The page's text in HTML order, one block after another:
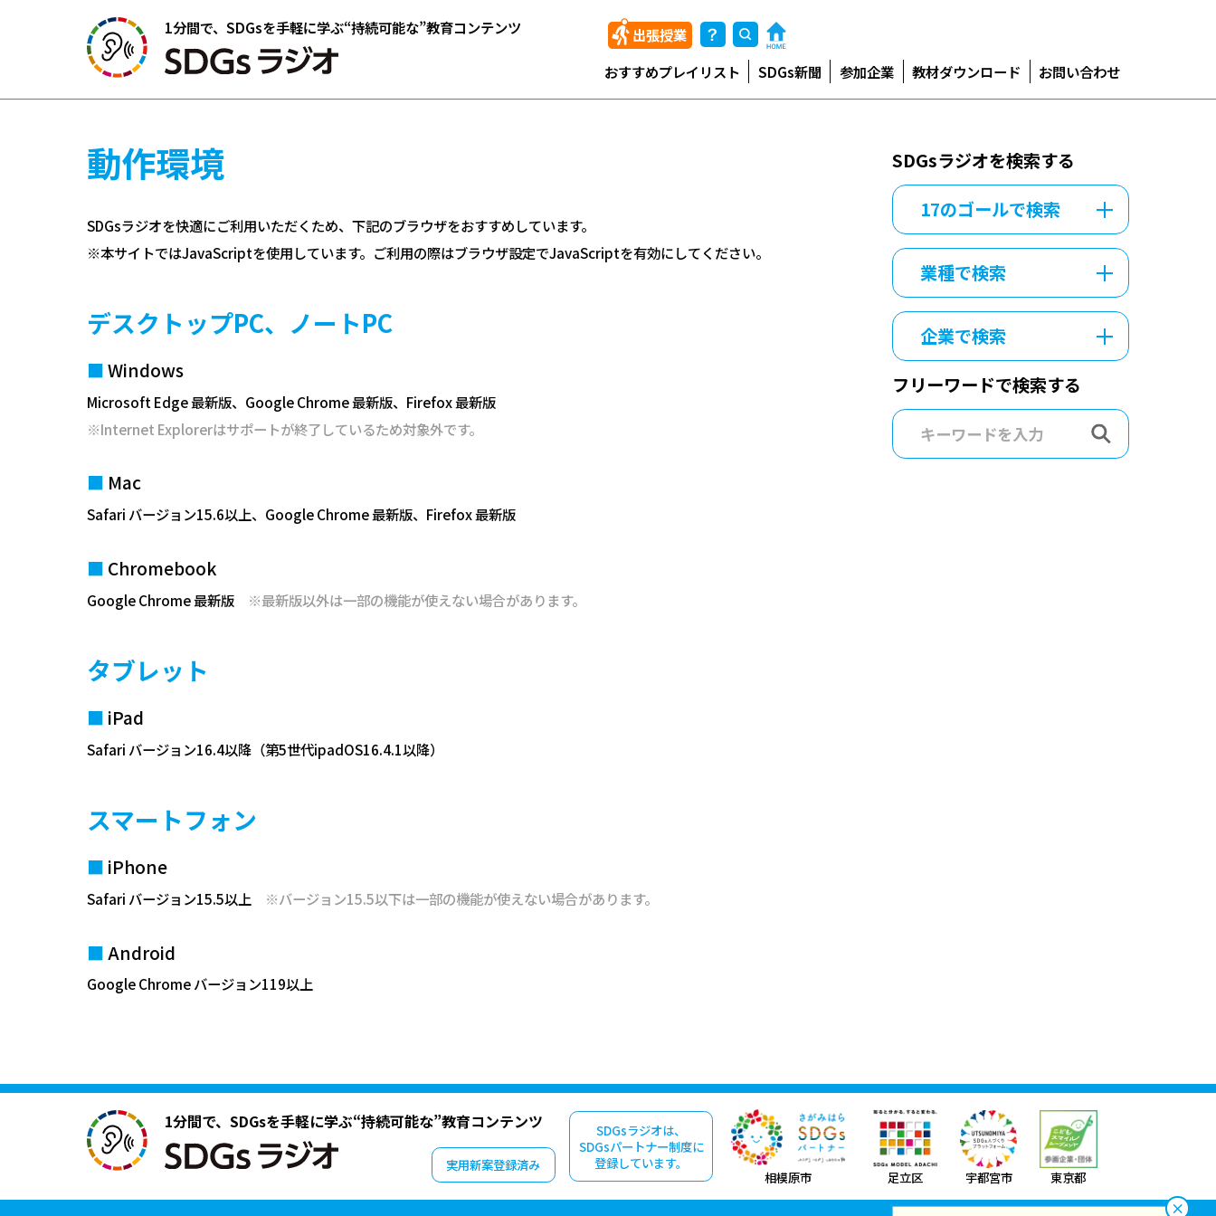
出張授業
おすすめプレイリスト
SDGs新聞 参加企業 教材ダウンロード お問い合わせ
×
1分間で、SDGsを手軽に学ぶ“持続可能な”教育コンテンツ
動作環境
SDGsラジオを快適にご利用いただくため、下記のブラウザをおすすめしています。
※本サイトではJavaScriptを使用しています。ご利用の際はブラウザ設定でJavaScriptを有効にしてください。
デスクトップPC、ノートPC
Windows
Microsoft Edge 最新版、Google Chrome 最新版、Firefox 最新版
※Internet Explorerはサポートが終了しているため対象外です。
Mac
Safari バージョン15.6以上、Google Chrome 最新版、Firefox 最新版
Chromebook
Google Chrome 最新版 ※最新版以外は一部の機能が使えない場合があります。
タブレット
iPad
Safari バージョン16.4以降（第5世代ipadOS16.4.1以降）
スマートフォン
iPhone
Safari バージョン15.5以上 ※バージョン15.5以下は一部の機能が使えない場合があります。
Android
Google Chrome バージョン119以上
SDGsラジオを検索する
17のゴールで検索
業種で検索
企業で検索
フリーワードで検索する
1分間で、SDGsを手軽に学ぶ“持続可能な”教育コンテンツ
実用新案登録済み
SDGsラジオは、
SDGsパートナー制度に
登録しています。
相模原市 足立区 宇都宮市 東京都